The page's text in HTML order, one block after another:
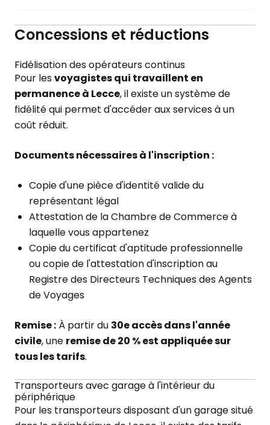
Concessions et réductions
Fidélisation des opérateurs continus
Pour lesvoyagistes qui travaillent en
permanence à Lecce, il existe un système de
fidélité qui permet d'accéder aux services à un
coût réduit.
Documents nécessaires à l'inscription :
Copie d'une pièce d'identité valide du
représentant légal
Attestation de la Chambre de Commerce à
laquelle vous appartenez
Copie du certificat d'aptitude professionnelle
ou copie de l'attestation d'inscription au
Registre des Directeurs Techniques des Agents
de Voyages
Remise : À partir du 30e accès dans l'année
civile, une remise de 20 % est appliquée sur
tous les tarifs.
Transporteurs avec garage à l'intérieur du
périphérique
Pour les transporteurs disposant d'un garage situé